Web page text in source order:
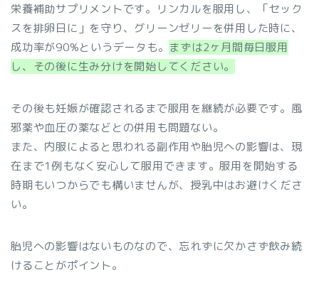
栄養補助サプリメントです。リンカルを服用し、「セック
スを排卵日に」を守り、グリーンゼリーを併用した時に、
成功率が90%というデータも。 まずは2ヶ月間毎日服用
し、その後に生み分けを開始してください。
その後も妊娠が確認されるまで服用を継続が必要です。風
邪薬や血圧の薬などとの併用も問題ない。
また、内服によると思われる副作用や胎児への影響は、現
在まで1例もなく安心して服用できます。服用を開始する
時期もいつからでも構いませんが、授乳中はお避けくださ
い。
胎児への影響はないものなので、忘れずに欠かさず飲み続
けることがポイント。